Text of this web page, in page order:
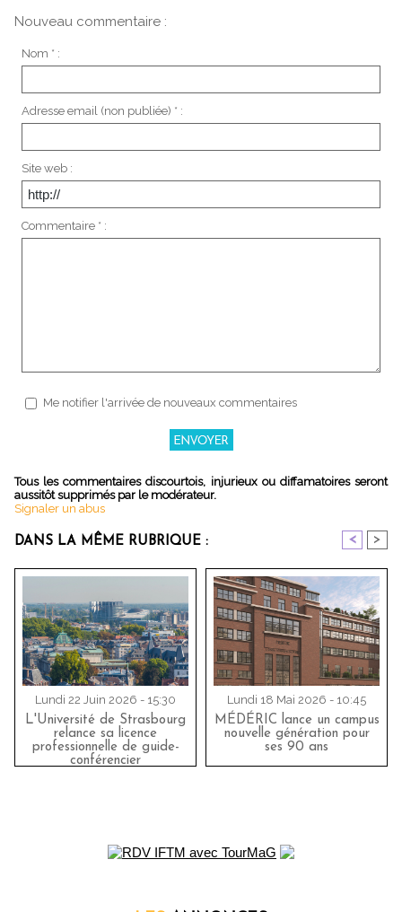
Nouveau commentaire :
Nom * :
Adresse email (non publiée) * :
Site web :
Commentaire * :
Me notifier l'arrivée de nouveaux commentaires
Tous les commentaires discourtois, injurieux ou diffamatoires seront
aussitôt supprimés par le modérateur.
Signaler un abus
DANS LA MÊME RUBRIQUE : < >
Lundi 22 Juin 2026 - 15:30
L'Université de Strasbourg
relance sa licence
professionnelle de guide-
conférencier
Lundi 18 Mai 2026 - 10:45
MÉDÉRIC lance un campus
nouvelle génération pour
ses 90 ans